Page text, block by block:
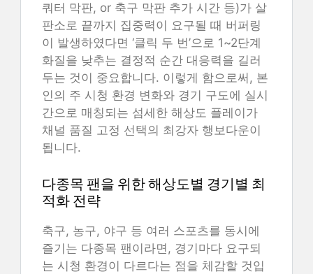
쿼터 막판, or 축구 막판 추가 시간 등)가 살
판소로 끝까지 집중력이 요구될 때 버퍼링
이 발생하였다면 ‘클릭 두 번’으로 1~2단계
화질을 낮추는 결정적 순간 대응력을 길러
두는 것이 중요합니다. 이렇게 함으로써, 본
인의 주 시청 환경 변화와 경기 구도에 실시
간으로 매칭되는 섬세한 해상도 플레이가
채널 품질 고정 선택의 최강자 행보다운이
됩니다.
다종목 팬을 위한 해상도별 경기별 최
적화 전략
축구, 농구, 야구 등 여러 스포츠를 동시에
즐기는 다종목 팬이라면, 경기마다 요구되
는 시청 환경이 다르다는 점을 체감할 것입